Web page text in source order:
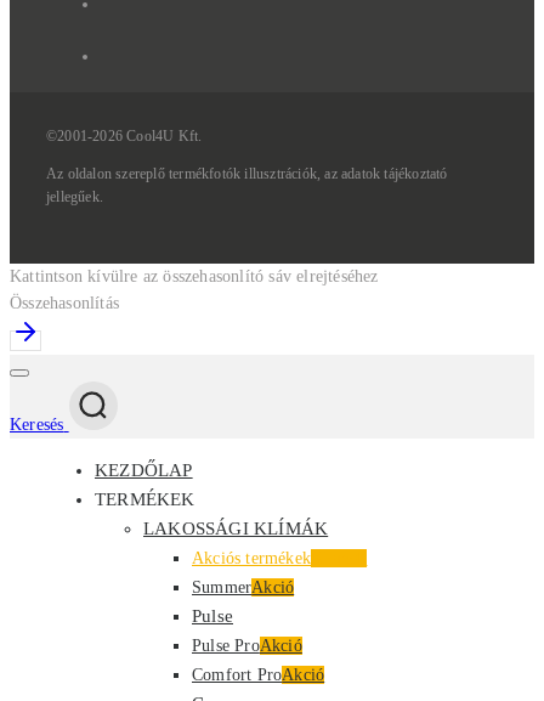
©2001-2026 Cool4U Kft.
Az oldalonszereplőtermékfotókillusztrációk,azadatoktájékoztató
jellegűek.
Kattintson kívülre az összehasonlító sáv elrejtéséhez
Összehasonlítás
Keresés
KEZDŐLAP
TERMÉKEK
LAKOSSÁGI KLÍMÁK
Akciós termékek
SummerAkció
Pulse
Pulse ProAkció
Comfort ProAkció